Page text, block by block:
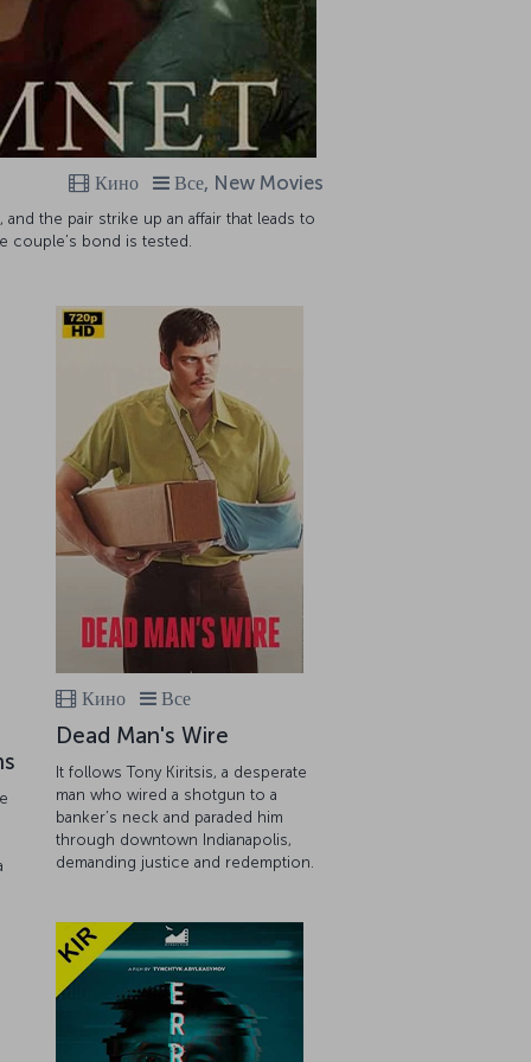
Кино Все, New Movies
and the pair strike up an affair that leads to
couple’s bond is tested.
Кино Все
Dead Man's Wire
It follows Tony Kiritsis, a desperate
man who wired a shotgun to a
banker’s neck and paraded him
through downtown Indianapolis,
demanding justice and redemption.